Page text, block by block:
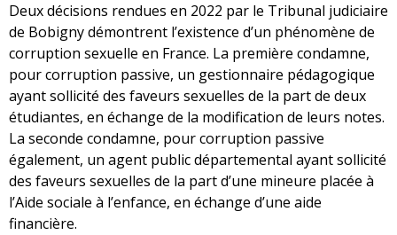
Deux décisions rendues en 2022 par le Tribunal judiciaire
de Bobigny démontrent l’existence d’un phénomène de
corruption sexuelle en France. La première condamne,
pour corruption passive, un gestionnaire pédagogique
ayant sollicité des faveurs sexuelles de la part de deux
étudiantes, en échange de la modification de leurs notes.
La seconde condamne, pour corruption passive
également, un agent public départemental ayant sollicité
des faveurs sexuelles de la part d’une mineure placée à
l’Aide sociale à l’enfance, en échange d’une aide
financière.